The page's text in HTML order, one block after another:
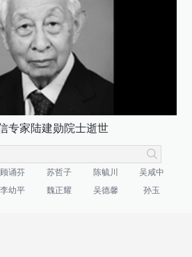
专家陆建勋院士逝世
顾诵芬 苏哲子 陈毓川
吴咸中
李幼平 魏正耀 吴德馨 孙玉